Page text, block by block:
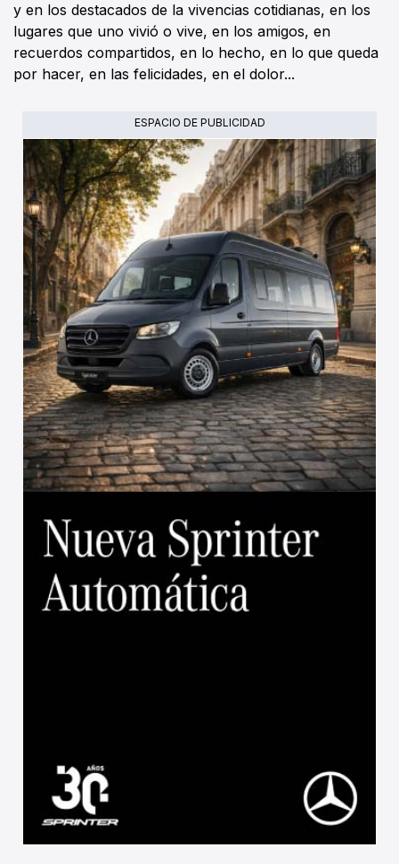
y en los destacados de la vivencias cotidianas, en los
lugares que uno vivió o vive, en los amigos, en
recuerdos compartidos, en lo hecho, en lo que queda
por hacer, en las felicidades, en el dolor...
ESPACIO DE PUBLICIDAD